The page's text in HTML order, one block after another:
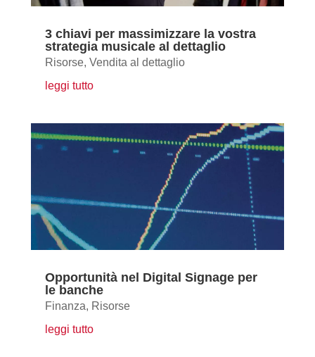
3 chiavi per massimizzare la vostra
strategia musicale al dettaglio
Risorse, Vendita al dettaglio
leggi tutto
Opportunità nel Digital Signage per
le banche
Finanza, Risorse
leggi tutto